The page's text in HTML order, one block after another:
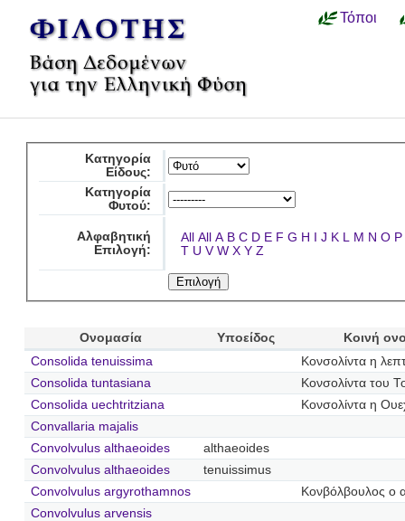
Τόποι
Κατηγορία
Είδους:
Κατηγορία
Φυτού:
Αλφαβητική
Επιλογή:
All All A B C D E F G H I J K L M N O P
T U V W X Y Z
Ονομασία Υποείδος
Κοινή
Consolida tenuissima
Κονσολίντα η
Consolida tuntasiana
Κονσολίντα του
Consolida uechtritziana
Κονσολίντα η
Convallaria majalis
Convolvulus althaeoides
althaeoides
Convolvulus althaeoides
tenuissimus
Convolvulus argyrothamnos
Κονβόλβουλος ο
Convolvulus arvensis